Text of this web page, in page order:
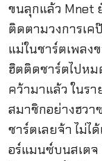
ขนลุกแล้ว Mnet
ติดตามวงการเค
แม่ในชาร์ตเพลง
ฮิตติดชาร์ตไปหม
คว้ามาแล้ว ในร
สมาชิกอย่างฮวา
ชาร์ตเลยจ้า ไม่ไ
อร์แมนซ์บนสเตจ